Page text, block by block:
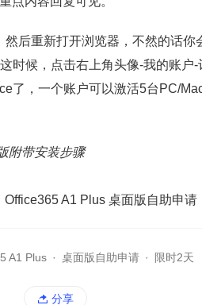
后重新打开浏览器，不然的话你
时候，点击右上角头像-我的账户
了，一个账户可以激活5台PC/
附带安装步骤
A1 Plus · 桌面版自助申请 · 限时2天
分享